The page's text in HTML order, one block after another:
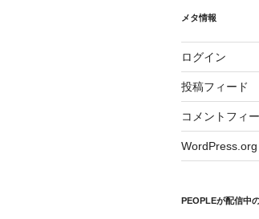
メタ情報
ログイン
投稿フィード
コメントフィ
WordPress.org
PEOPLEが配信中